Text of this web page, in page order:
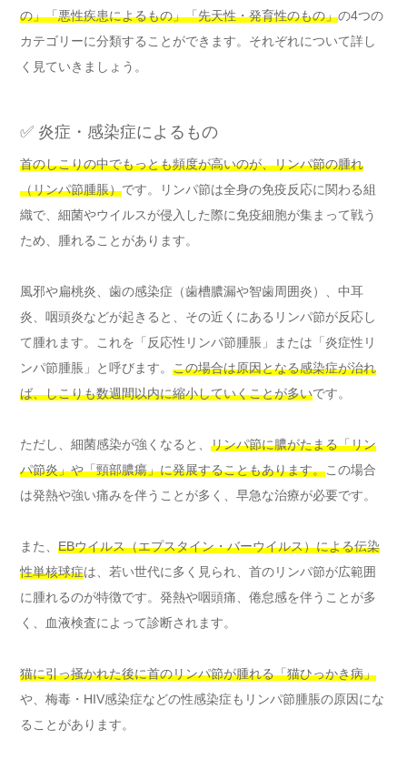
の」「悪性疾患によるもの」「先天性・発育性のもの」の4つの
カテゴリーに分類することができます。それぞれについて詳し
く見ていきましょう。
✅ 炎症・感染症によるもの
首のしこりの中でもっとも頻度が高いのが、リンパ節の腫れ
（リンパ節腫脹）です。リンパ節は全身の免疫反応に関わる組
織で、細菌やウイルスが侵入した際に免疫細胞が集まって戦う
ため、腫れることがあります。
風邪や扁桃炎、歯の感染症（歯槽膿漏や智歯周囲炎）、中耳
炎、咽頭炎などが起きると、その近くにあるリンパ節が反応し
て腫れます。これを「反応性リンパ節腫脹」または「炎症性リ
ンパ節腫脹」と呼びます。 この場合は原因となる感染症が治れ
ば、しこりも数週間以内に縮小していくことが多いです。
ただし、細菌感染が強くなると、 リンパ節に膿がたまる「リン
パ節炎」や「頸部膿瘍」に発展することもあります。この場合
は発熱や強い痛みを伴うことが多く、早急な治療が必要です。
また、 EBウイルス（エプスタイン・バーウイルス）による伝染
性単核球症は、若い世代に多く見られ、首のリンパ節が広範囲
に腫れるのが特徴です。発熱や咽頭痛、倦怠感を伴うことが多
く、血液検査によって診断されます。
猫に引っ掻かれた後に首のリンパ節が腫れる「猫ひっかき病」
や、梅毒・HIV感染症などの性感染症もリンパ節腫脹の原因にな
ることがあります。